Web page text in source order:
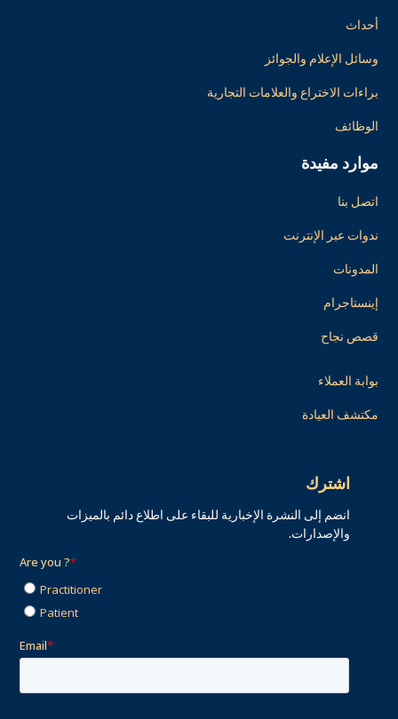
أحداث
وسائل الإعلام والجوائز
براءات الاختراع والعلامات التجارية
الوظائف
موارد مفيدة
اتصل بنا
ندوات عبر الإنترنت
المدونات
إينستاجرام
قصص نجاح
بوابة العملاء
مكتشف العيادة
اشترك
انضم إلى النشرة الإخبارية للبقاء على اطلاع دائم بالميزات
والإصدارات.